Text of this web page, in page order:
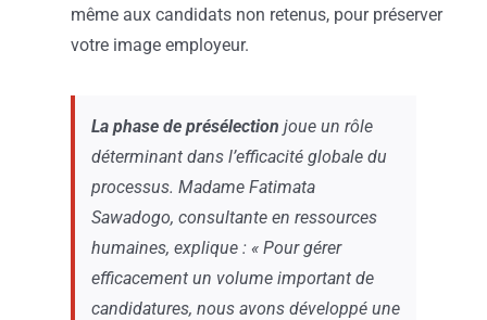
même aux candidats non retenus, pour préserver
votre image employeur.
La phase de présélection joue un rôle
déterminant dans l’efficacité globale du
processus. Madame Fatimata
Sawadogo, consultante en ressources
humaines, explique : « Pour gérer
efficacement un volume important de
candidatures, nous avons développé une